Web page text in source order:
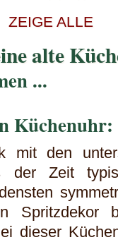
ZEIGE ALLE
alte
...
Küchenuhr:
mit den
der Zeit
Spritzdekor
dieser